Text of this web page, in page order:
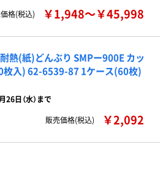
格(税込)
￥1,948～￥45,998
熱(紙)どんぶり SMPー900E カッ
枚入) 62-6539-87 1ケース(60枚)
26日（水）まで
販売価格(税込)
￥2,092